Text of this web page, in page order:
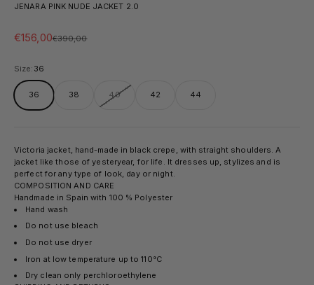
JENARA PINK NUDE JACKET 2.0
Sale price
€156,00Regular price
€390,00
Size: 36
36 38 40 42 44
Victoria jacket, hand-made in black crepe, with straight shoulders. A
jacket like those of yesteryear, for life. It dresses up, stylizes and is
perfect for any type of look, day or night.
COMPOSITION AND CARE
Handmade in Spain with 100 % Polyester
Hand wash
Do not use bleach
Do not use dryer
Iron at low temperature up to 110°C
Dry clean only perchloroethylene